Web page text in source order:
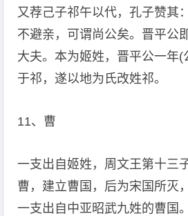
又荐己子祁午以代，孔子赞其
不避亲，可谓尚公矣。晋平公
大夫。本为姬姓，晋平公一年(
于祁，遂以地为氏改姓祁。
11、曹
一支出自姬姓，周文王第十三
曹，建立曹国，后为宋国所灭
一支出自中亚昭武九姓的曹国